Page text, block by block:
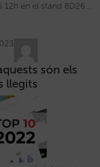
en el stand 8D26…
són els
llegits